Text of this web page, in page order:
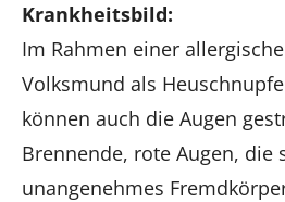
Krankheitsbild:
Im Rahmen einer
Volksmund als
können auch die Augen
Brennende, rote Augen, die
unangenehmes